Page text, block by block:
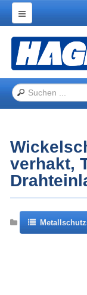
Home
Produkte
Messe-
Kontakt
verhakt,